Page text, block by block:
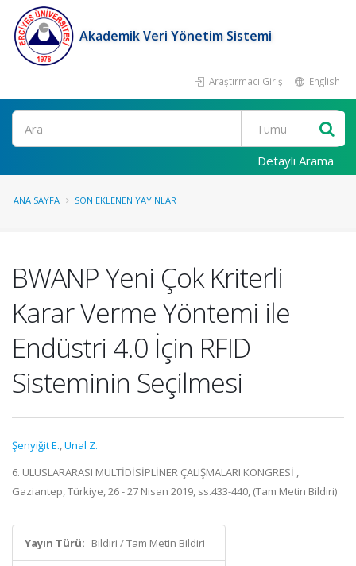
Akademik Veri Yönetim Sistemi
Araştırmacı Girişi English
Ara
Detaylı Arama
ANA SAYFA SON EKLENEN YAYINLAR
BWANP Yeni Çok Kriterli
Karar Verme Yöntemi ile
Endüstri 4.0 İçin RFID
Sisteminin Seçilmesi
Şenyiğit E.,Ünal Z.
6. ULUSLARARASI MULTİDİSİPLİNER ÇALIŞMALARI KONGRESİ ,
Gaziantep, Türkiye, 26 - 27 Nisan 2019, ss.433-440, (Tam Metin Bildiri)
Yayın Türü: Bildiri / Tam Metin Bildiri